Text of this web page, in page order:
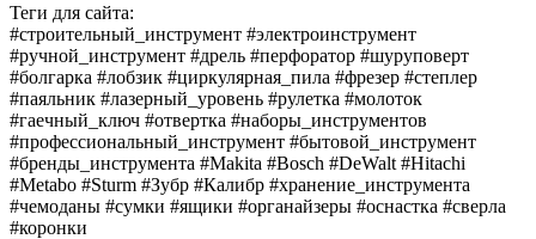
Теги для сайта:
#строительный_инструмент #электроинструмент
#ручной_инструмент #дрель #перфоратор #шуруповерт
#болгарка #лобзик #циркулярная_пила #фрезер #степлер
#паяльник #лазерный_уровень #рулетка #молоток
#гаечный_ключ #отвертка #наборы_инструментов
#профессиональный_инструмент #бытовой_инструмент
#бренды_инструмента #Makita #Bosch #DeWalt #Hitachi
#Metabo #Sturm #Зубр #Калибр #хранение_инструмента
#чемоданы #сумки #ящики #органайзеры #оснастка #сверла
#коронки